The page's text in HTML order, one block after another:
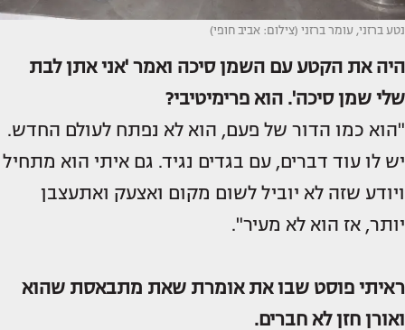
נטע ברזני, עומר ברזני (צילום: אביב חופי)
היה את הקטע עם השמן סיכה ואמר 'אני אתן לבת
שלי שמן סיכה'. הוא פרימיטיבי?
"הוא כמו הדור של פעם, הוא לא נפתח לעולם החדש.
יש לו עוד דברים, עם בגדים נגיד. גם איתי הוא מתחיל
ויודע שזה לא יוביל לשום מקום ואצעק ואתעצבן
יותר, אז הוא לא מעיר".
ראיתי פוסט שבו את אומרת שאת מתבאסת שהוא
ואורן חזן לא חברים.